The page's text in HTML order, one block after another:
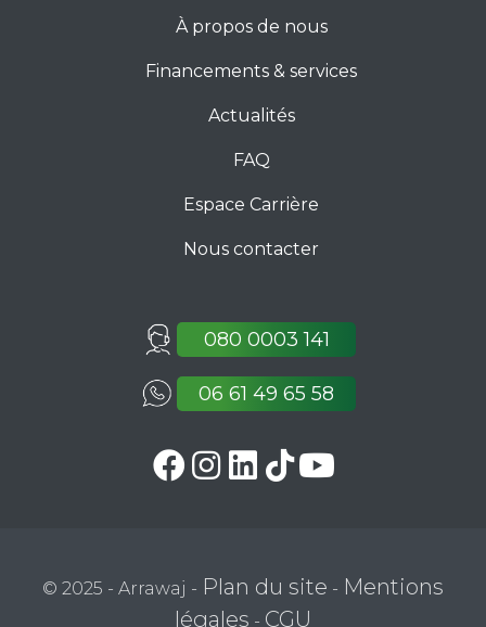
À propos de nous
Financements & services
Actualités
FAQ
Espace Carrière
Nous contacter
080 0003 141
06 61 49 65 58
© 2025 - Arrawaj - Plan du site - Mentions
légales - CGU